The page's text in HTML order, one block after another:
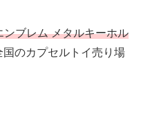
ブレム メタルキーホル
国のカプセルトイ売り場